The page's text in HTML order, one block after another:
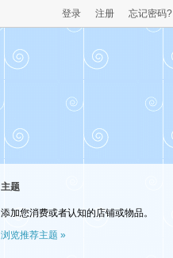
忘记密码?
注册
登录
主题
添加您消费或者认知的店铺或物品。
浏览推荐主题 »